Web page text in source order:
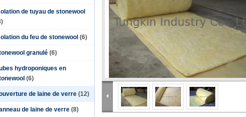
de tuyau de stonewool
du feu de stonewool (6)
granulé (6)
hydroponiques en
(6)
de laine de verre (12)
de laine de verre (8)